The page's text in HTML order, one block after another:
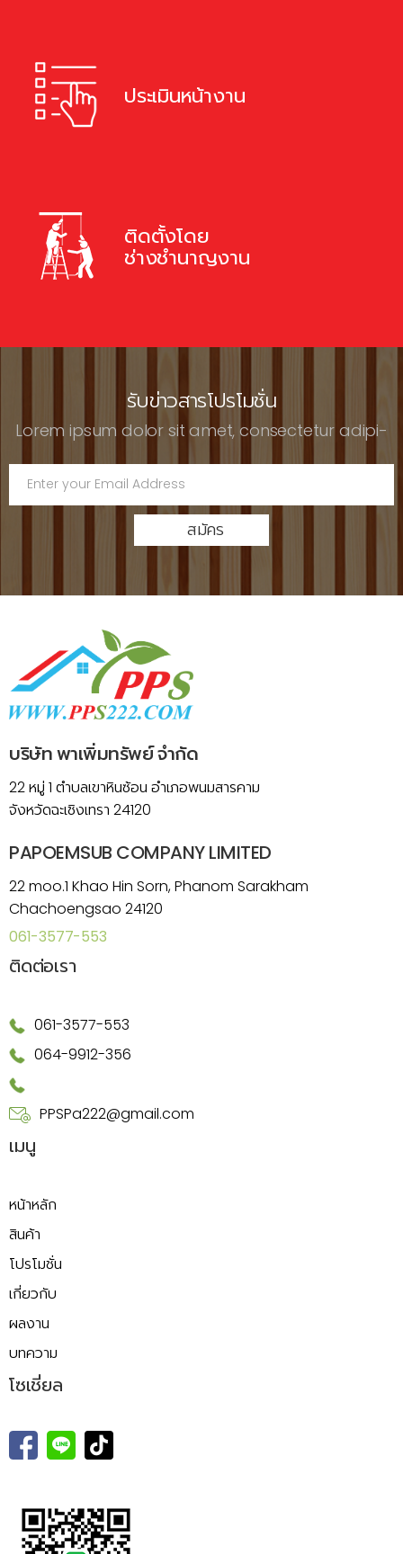
ประเมินหน้างาน
ติดตั้งโดย
ช่างชำนาญงาน
รับข่าวสารโปรโมชั่น
Lorem ipsum dolor sit amet, consectetur adipi-
สมัคร
บริษัท พาเพิ่มทรัพย์ จำกัด
22 หมู่ 1 ตำบลเขาหินซ้อน อำเภอพนมสารคาม
จังหวัดฉะเชิงเทรา 24120
PAPOEMSUB COMPANY LIMITED
22 moo.1 Khao Hin Sorn, Phanom Sarakham
Chachoengsao 24120
061-3577-553
ติดต่อเรา
061-3577-553
064-9912-356
PPSPa222@gmail.com
เมนู
หน้าหลัก
สินค้า
โปรโมชั่น
เกี่ยวกับ
ผลงาน
บทความ
โซเชี่ยล